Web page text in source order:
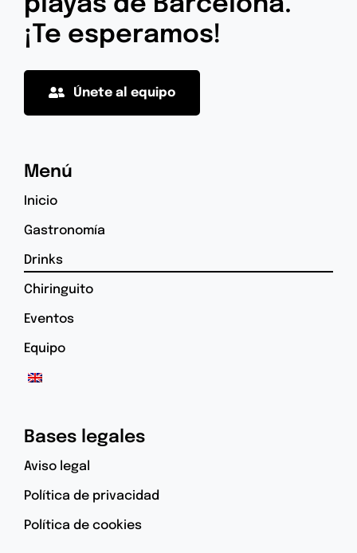
¡Te esperamos!
Únete al equipo
Menú
Inicio
Gastronomía
Drinks
Chiringuito
Eventos
Equipo
Bases legales
Aviso legal
Política de privacidad
Política de cookies